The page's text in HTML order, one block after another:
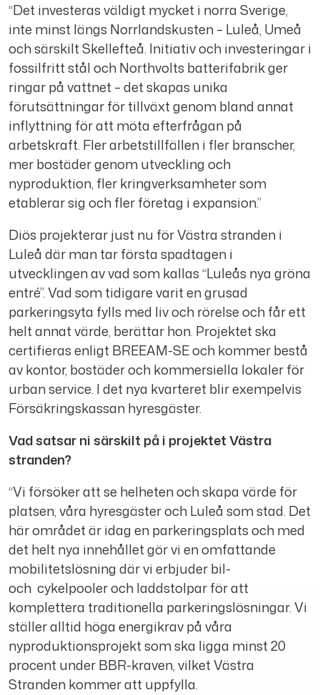
“Det investeras väldigt mycket i norra Sverige,
inte minst längs Norrlandskusten – Luleå, Umeå
och särskilt Skellefteå. Initiativ och investeringar i
fossilfritt stål och Northvolts batterifabrik ger
ringar på vattnet – det skapas unika
förutsättningar för tillväxt genom bland annat
inflyttning för att möta efterfrågan på
arbetskraft. Fler arbetstillfällen i fler branscher,
mer bostäder genom utveckling och
nyproduktion, fler kringverksamheter som
etablerar sig och fler företag i expansion.”
Diös projekterar just nu för Västra stranden i
Luleå där man tar första spadtagen i
utvecklingen av vad som kallas “Luleås nya gröna
entré”. Vad som tidigare varit en grusad
parkeringsyta fylls med liv och rörelse och får ett
helt annat värde, berättar hon. Projektet ska
certifieras enligt BREEAM-SE och kommer bestå
av kontor, bostäder och kommersiella lokaler för
urban service. I det nya kvarteret blir exempelvis
Försäkringskassan hyresgäster.
Vad satsar ni särskilt på i projektet Västra
stranden?
“Vi försöker att se helheten och skapa värde för
platsen, våra hyresgäster och Luleå som stad. Det
här området är idag en parkeringsplats och med
det helt nya innehållet gör vi en omfattande
mobilitetslösning där vi erbjuder bil-
och cykelpooler och laddstolpar för att
komplettera traditionella parkeringslösningar. Vi
ställer alltid höga energikrav på våra
nyproduktionsprojekt som ska ligga minst 20
procent under BBR-kraven, vilket Västra
Stranden kommer att uppfylla.